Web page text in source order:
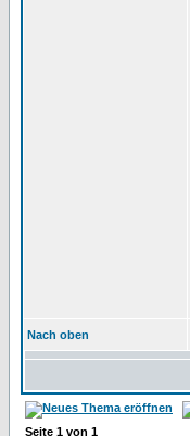
Nach oben
Seite 1 von 1